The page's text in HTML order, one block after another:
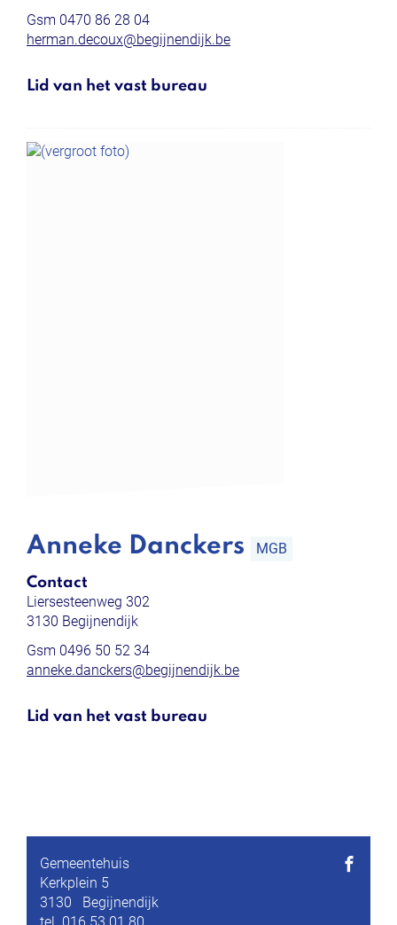
Gsm 0470 86 28 04
E-
herman.decoux@begijnendijk.be
Functies
Lid van het vast bureau
Anneke Danckers MGB
Contact
Liersesteenweg 302
,3130 Begijnendijk
Gsm 0496 50 52 34
E-
anneke.danckers@begijnendijk.be
Functies
Lid van het vast bureau
Gemeentehuis
Adres
Kerkplein 5
3130
Begijnendijk
tel.